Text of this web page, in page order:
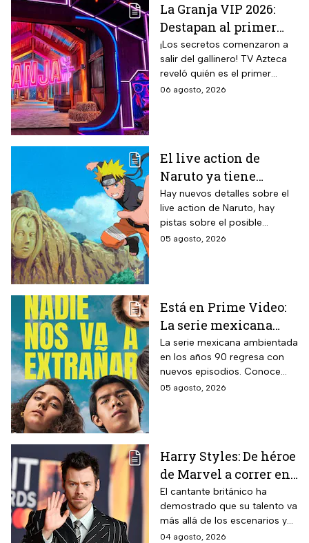
La Granja VIP 2026:
Destapan al primer
participante del
reality más viral de la
televisión mexicana
¡Los secretos comenzaron a
salir del gallinero! TV Azteca
reveló quién es el primer
granjero confirmado para la
06 agosto, 2026
El live action de
Naruto ya tiene
director y así avanza
el casting de la
película
Hay nuevos detalles sobre el
live action de Naruto, hay
pistas sobre el posible
enfoque de la historia y
05 agosto, 2026
Está en Prime Video:
La serie mexicana
noventera de la que
todos están hablando
y que se ve en un fin
de semana
La serie mexicana ambientada
en los años 90 regresa con
nuevos episodios. Conoce
cuándo se estrena, qué
05 agosto, 2026
Harry Styles: De héroe
de Marvel a correr en
Chapultepec; las
apariciones del
cantante en el cine
El cantante británico ha
demostrado que su talento va
más allá de los escenarios y
ha llegado a la pantalla
04 agosto, 2026